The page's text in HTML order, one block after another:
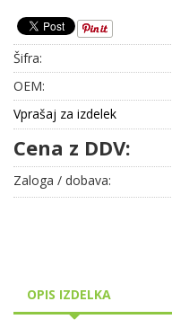
Šifra:
OEM:
Vprašaj za izdelek
Cena z DDV:
Zaloga / dobava:
OPIS IZDELKA